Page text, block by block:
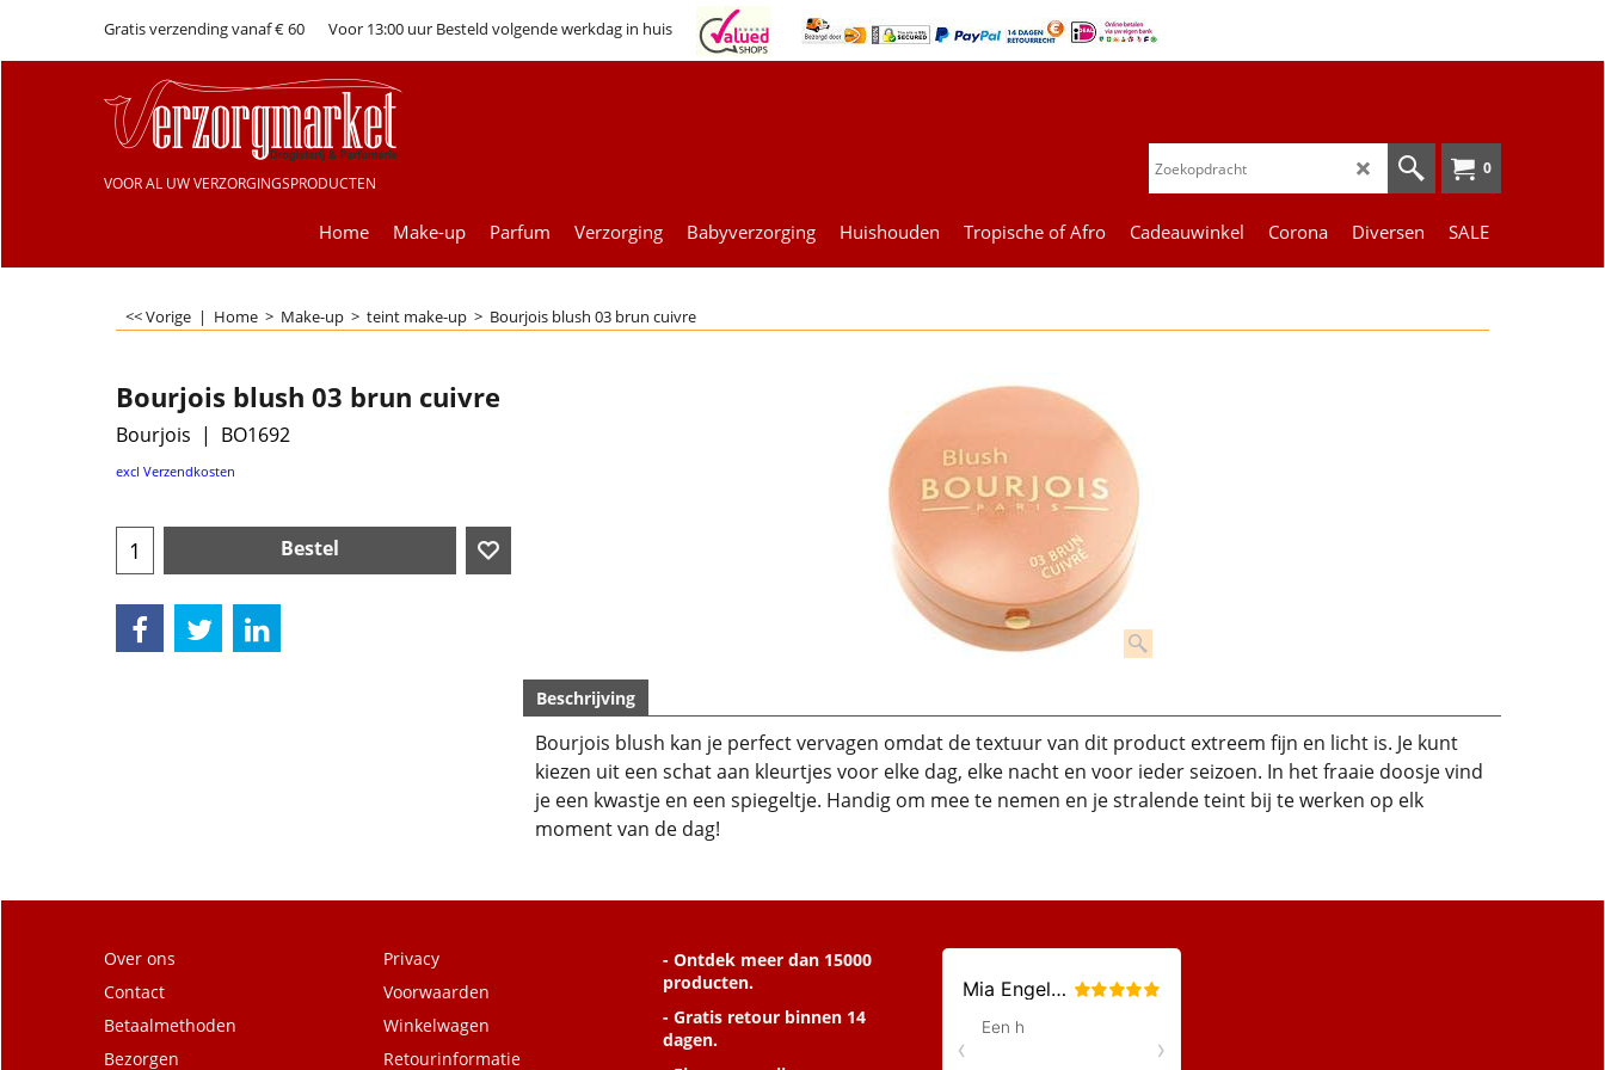
Gratis verzending vanaf € 60 Voor 13:00 uur Besteld volgende werkdag in huis
VOOR AL UW VERZORGINGSPRODUCTEN
0
Home Make-up Parfum Verzorging Babyverzorging Huishouden Tropische of Afro Cadeauwinkel Corona Diversen SALE
<< Vorige | Home > Make-up > teint make-up > Bourjois blush 03 brun cuivre
Bourjois blush 03 brun cuivre
Bourjois BO1692
€9.99
Bestel
Beschrijving
Bourjois blush kan je perfect vervagen omdat de textuur van dit product extreem fijn en licht is. Je kunt
kiezen uit een schat aan kleurtjes voor elke dag, elke nacht en voor ieder seizoen. In het fraaie doosje vind
je een kwastje en een spiegeltje. Handig om mee te nemen en je stralende teint bij te werken op elk
moment van de dag!
Over ons
Contact
Betaalmethoden
Bezorgen
Privacy
Voorwaarden
Winkelwagen
Retourinformatie
- Ontdek meer dan 15000
producten.
- Gratis retour binnen 14
dagen.